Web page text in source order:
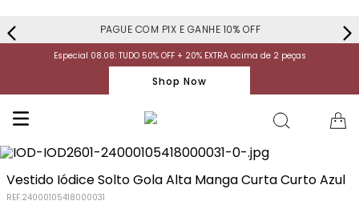
PAGUE COM PIX E GANHE 10% OFF
Especial 08.08: TUDO 50% OFF + 20% EXTRA acima de 2 peças
Shop Now
Vestido Iódice Solto Gola Alta Manga Curta Curto Azul
REF.24000105418000031